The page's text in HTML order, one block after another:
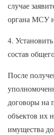
случае
органа МСУ
4.
состав
После
договоры на
объектов их
имущества